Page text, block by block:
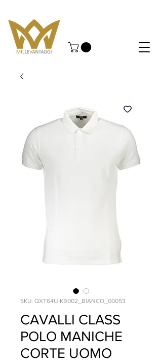
SKU: QXT64U-KB002_BIANCO_00053
CAVALLI CLASS
POLO MANICHE
CORTE UOMO